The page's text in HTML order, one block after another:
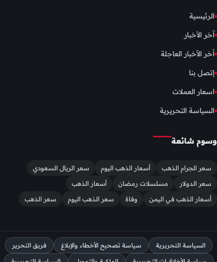
الرئيسية
آخر الأخبار
أخر الأخبار العاجلة
إتصل بنا
اسعار العملات
السياسة التحريرية
وسوم شائعة
سعر الجرام الذهب أسعار الذهب اليوم
سعر الريال السعودي
سعر الدولار
مسلسلات رمضان
أسعار الذهب
أسعار الذهب في اليمن
وفاة سعر الذهب اليوم سعر الذهب
السياسة التحريرية سياسة تصحيح الأخطاء والإبلاغ فريق التحرير